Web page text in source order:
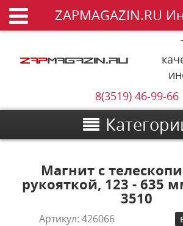
ZAPMAGAZIN.RU
8(3519) 46-99-66
Магнит с
рукояткой, 123 - 635
3510
Артикул:426066